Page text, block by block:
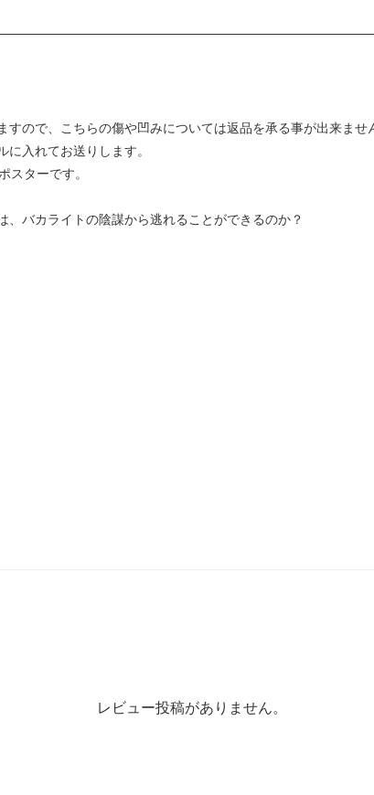
ので、こちらの傷や凹みについては返品を承る事が出来ませ
入れてお送りします。
スターです。
バカライトの陰謀から逃れることができるのか？
レビュー投稿がありません。